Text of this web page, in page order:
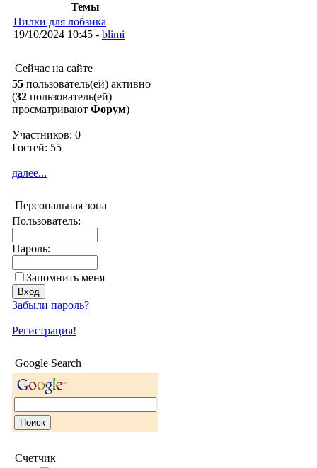
Темы
Пилки для лобзика
19/10/2024 10:45 - blimi
Сейчас на сайте
55 пользователь(ей) активно
(32 пользователь(ей)
просматривают Форум)
Участников: 0
Гостей: 55
далее...
Персональная зона
Пользователь:
Пароль:
Запомнить меня
Забыли пароль?
Регистрация!
Google Search
Счетчик